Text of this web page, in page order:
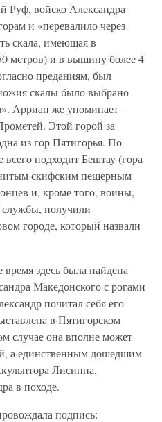
Руф, войско Александра
и «перевалило через
скала, имеющая в
метров) и в вышину более 4
преданиям, был
скалы было выбрано
Арриан же упоминает
Этой горой за
из гор Пятигорья. По
подходит Бештау (гора
скифским пещерным
и, кроме того, воины,
получили
городе, который назвали
здесь была найдена
Македонского с рогами
почитал себя его
в Пятигорском
случае она вполне может
а единственным дошедшим
Лисиппа,
в походе.
подпись: